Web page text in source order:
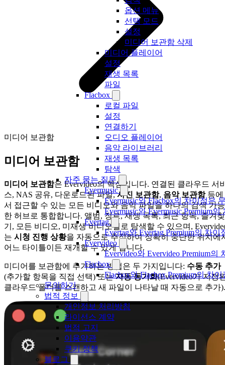
옵션 메뉴
선택 모드
설정
미디어 보관함 삭제
미디어 플레이어
설정
재생 목록
파일
Flacbox
로컬 파일
설정
연결하기
오디오 플레이어
음악 라이브러리
재생 목록
탐색
자주 묻는 질문
Evermusic
Evermusic와 Flacbox의 차이점은
Evermusic와 Evermusic Premium의
Evertag
Evertag와 Evertag Premium의 차
Evervideo
Evervideo와 Evervideo Premium의
Flacbox
Flacbox와 Flacbox Premium의 차
문의하기
법적 정보
개인정보 처리방침
라이선스 계약
법적 고지
이용약관
쿠키 정책
블로그
미디어 보관함
미디어 보관함
미디어 보관함은 Evervideo의 핵심입니다. 연결된 클라우드 서
스, NAS 공유, 다운로드된 파일,사진 보관함, 음악 보관함등에
서 접근할 수 있는 모든 비디오와 음악 파일을 하나의 검색 가능
한 허브로 통합합니다. 앨범, 장르, 재생 목록, 최근 항목, 즐겨찾
기, 모든 비디오, 미재생 비디오별로 탐색할 수 있으며,
는 시청 진행 상황을 자동으로 추적하여 정확히 중단한 위치에
어느 타이틀이든 재개할 수 있게 합니다.
미디어를 보관함에 추가하는 방법은 두 가지입니다: 수동 추가
(추가할 항목을 직접 선택) 또는자동 동기화(Evervideo가 지정
클라우드 폴더를 스캔하고 새 파일이 나타날 때 자동으로 추가).